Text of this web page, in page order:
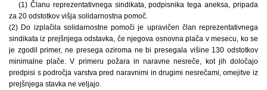
(1) Članu reprezentativnega sindikata, podpisnika tega aneksa, pripada
za 20 odstotkov višja solidarnostna pomoč.
(2) Do izplačila solidarnostne pomoči je upravičen član reprezentativnega
sindikata iz prejšnjega odstavka, če njegova osnovna plača v mesecu, ko se
je zgodil primer, ne presega oziroma ne bi presegala višine 130 odstotkov
minimalne plače. V primeru požara in naravne nesreče, kot jih določajo
predpisi s področja varstva pred naravnimi in drugimi nesrečami, omejitve iz
prejšnjega stavka ne veljajo.